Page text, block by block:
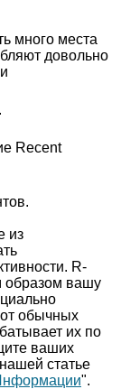
много места
довольно
Recent
из
R-
образом вашу
от обычных
их по
ваших
статье
".